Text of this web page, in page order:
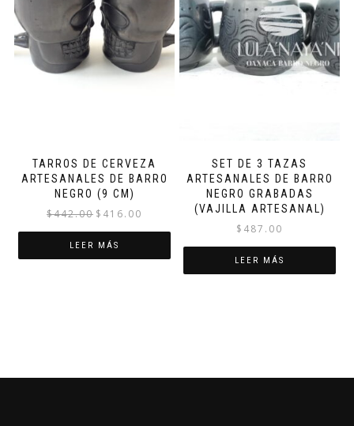
TARROS DE CERVEZA
ARTESANALES DE BARRO
NEGRO (9 CM)
$442.00 El
precio
original
era:
$ 416.00
precio
es:
LEER MÁS
SET DE 3 TAZAS
ARTESANALES DE BARRO
NEGRO GRABADAS
(VAJILLA ARTESANAL)
$ 487.00
LEER MÁS